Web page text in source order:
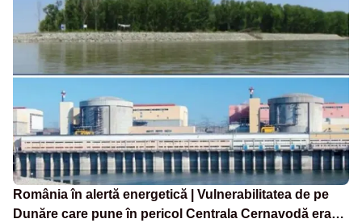
România în alertă energetică | Vulnerabilitatea de pe
Dunăre care pune în pericol Centrala Cernavodă era